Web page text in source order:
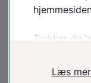
Støttende
Støttende
Råd til